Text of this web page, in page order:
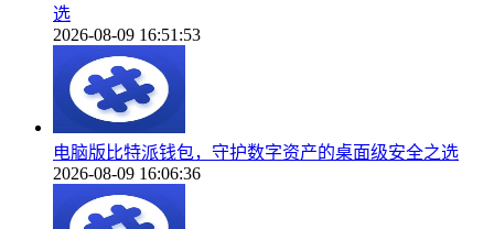
选
2026-08-09 16:51:53
电脑版比特派钱包，守护数字资产的桌面级安全之选
2026-08-09 16:06:36